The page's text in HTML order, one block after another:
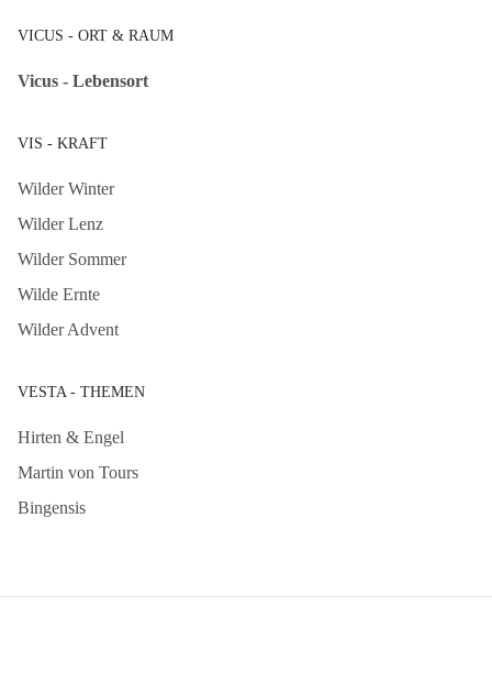
VICUS - ORT & RAUM
Vicus - Lebensort
VIS - KRAFT
Wilder Winter
Wilder Lenz
Wilder Sommer
Wilde Ernte
Wilder Advent
VESTA - THEMEN
Hirten & Engel
Martin von Tours
Bingensis